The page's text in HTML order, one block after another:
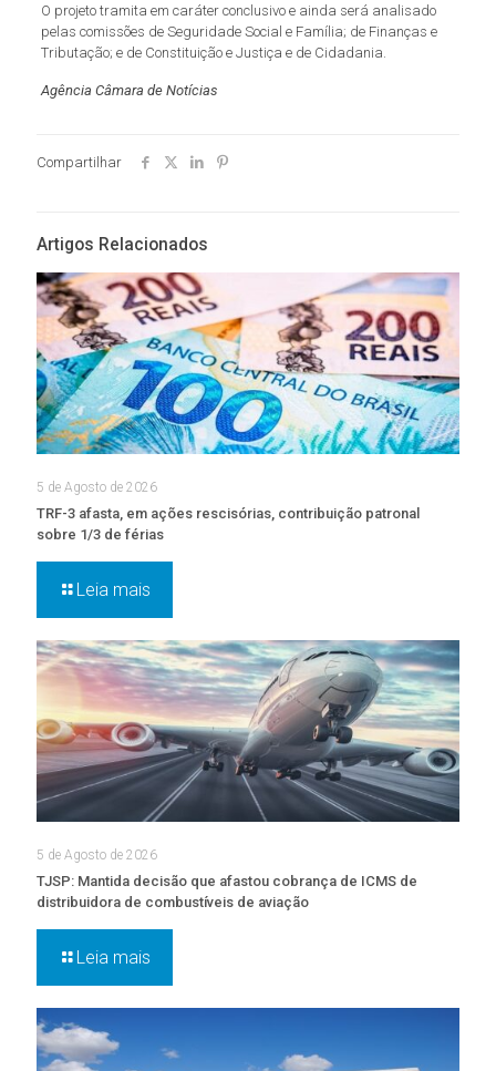
O projeto tramita em caráter conclusivo e ainda será analisado
pelas comissões de Seguridade Social e Família; de Finanças e
Tributação; e de Constituição e Justiça e de Cidadania.
Agência Câmara de Notícias
Compartilhar
Artigos Relacionados
5 de Agosto de 2026
TRF-3 afasta, em ações rescisórias, contribuição patronal
sobre 1/3 de férias
Leia mais
5 de Agosto de 2026
TJSP: Mantida decisão que afastou cobrança de ICMS de
distribuidora de combustíveis de aviação
Leia mais